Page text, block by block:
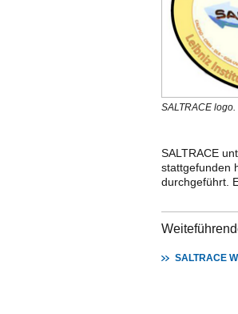
SALTRACE logo.
SALTRACE
stattgefunden
durchgeführt.
SALTRACE